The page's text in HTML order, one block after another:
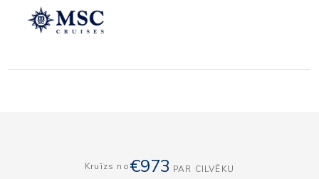
Kruīzs no€973 PAR CILVĒKU